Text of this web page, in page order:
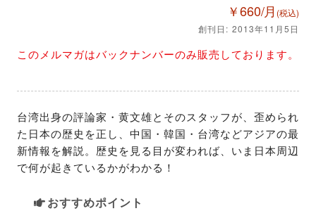
￥660/月 (税込)
創刊日: 2013年11月5日
このメルマガはバックナンバーのみ販売しております。
台湾出身の評論家・黄文雄とそのスタッフが、歪められ
た日本の歴史を正し、中国・韓国・台湾などアジアの最
新情報を解説。歴史を見る目が変われば、いま日本周辺
で何が起きているかがわかる！
おすすめポイント